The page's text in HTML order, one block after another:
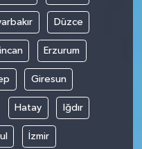
Düzce
Erzurum
Giresun
Hatay Iğdır
İzmir